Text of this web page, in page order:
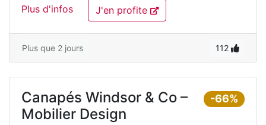
Plus d'infos J'en profite
Plus que 2 jours 112
-66%
Canapés Windsor & Co –
Mobilier Design